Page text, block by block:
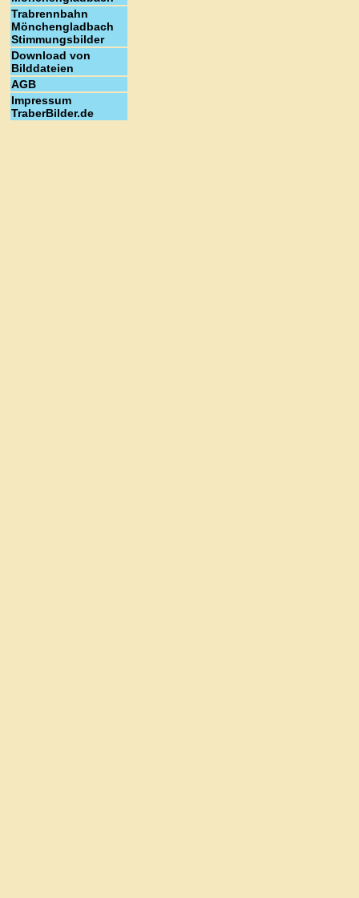
Trabrennbahn
Mönchengladbach
Stimmungsbilder
Download von
Bilddateien
AGB
Impressum
TraberBilder.de